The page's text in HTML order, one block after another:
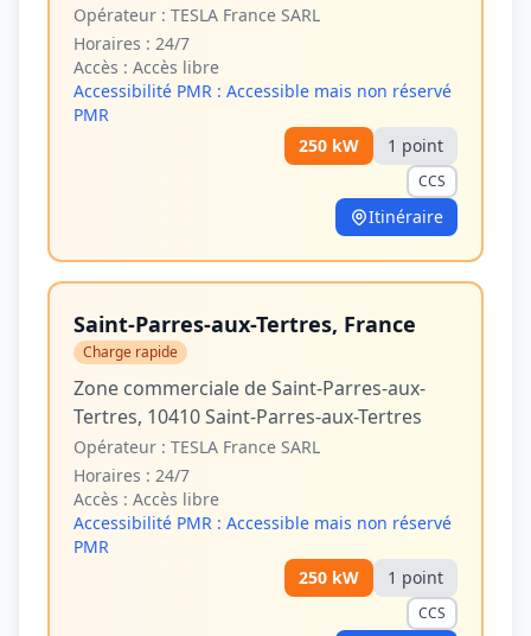
Opérateur : TESLA France SARL
Horaires : 24/7
Accès : Accès libre
Accessibilité PMR : Accessible mais non réservé
PMR
250 kW 1 point
CCS
Itinéraire
Saint-Parres-aux-Tertres, France
Charge rapide
Zone commerciale de Saint-Parres-aux-
Tertres, 10410 Saint-Parres-aux-Tertres
Opérateur : TESLA France SARL
Horaires : 24/7
Accès : Accès libre
Accessibilité PMR : Accessible mais non réservé
PMR
250 kW 1 point
CCS